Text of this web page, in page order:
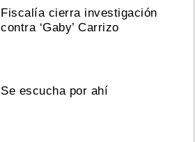
Fiscalía cierra investigación
contra ‘Gaby’ Carrizo
Se escucha por ahí